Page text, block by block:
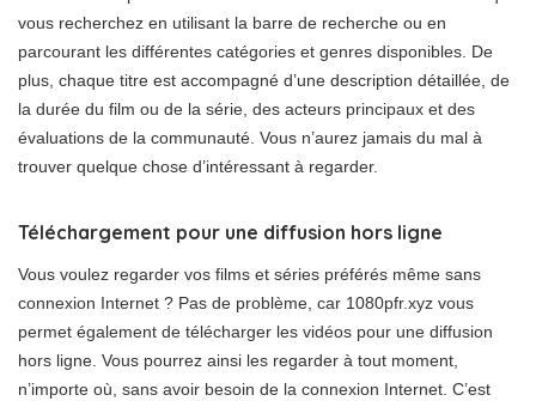
vous recherchez en utilisant la barre de recherche ou en
parcourant les différentes catégories et genres disponibles. De
plus, chaque titre est accompagné d’une description détaillée, de
la durée du film ou de la série, des acteurs principaux et des
évaluations de la communauté. Vous n’aurez jamais du mal à
trouver quelque chose d’intéressant à regarder.
Téléchargement pour une diffusion hors ligne
Vous voulez regarder vos films et séries préférés même sans
connexion Internet ? Pas de problème, car 1080pfr.xyz vous
permet également de télécharger les vidéos pour une diffusion
hors ligne. Vous pourrez ainsi les regarder à tout moment,
n’importe où, sans avoir besoin de la connexion Internet. C’est